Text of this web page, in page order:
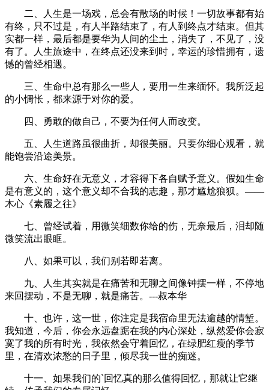
二、人生是一场戏，总会有散场的时候！一切故事都有始
有终，只不过是，有人半路结束了，有人到终点才结束。但其
实都一样，最后都是要华为人间的尘土，消失了，不见了，没
有了。人生旅途中，在终点还没来到时，幸运的珍惜拥有，遗
憾的曾经相遇。
三、生命中总有那么一些人，要用一生来缅怀。我所泛起
的小惆怅，都来源于对你的爱。
四、勇敢的做自己，不要为任何人而改变。
五、人生道路虽很曲折，却很美丽。只要你细心观看，就
能饱尝沿途美景。
六、生命好在无意义，才容得下各自赋予意义。假如生命
是有意义的，这个意义却不合我的志趣，那才尴尬狼狈。——
木心《素履之往》
七、曾经试着，用微笑细数你给的伤，无奈最后，泪却随
微笑流出眼眶。
八、如果可以，我们别若即若离。
九、人生其实就是在痛苦和无聊之间像钟摆一样，不停地
来回摆动，不是无聊，就是痛苦。---叔本华
十、也许，这一世，你注定是我宿命里无法逾越的情堑。
我知道，今后，你会永远盘踞在我的内心深处，纵然爱你会寂
寞了我的所有时光，我依然会守着回忆，在绿肥红瘦的季节
里，在清欢浓愁的日子里，倾尽我一世的痴迷。
十一、如果我们的`回忆真的那么值得回忆，那就让它继